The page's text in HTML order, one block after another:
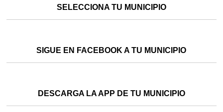
SELECCIONA TU MUNICIPIO
SIGUE EN FACEBOOK A TU MUNICIPIO
DESCARGA LA APP DE TU MUNICIPIO